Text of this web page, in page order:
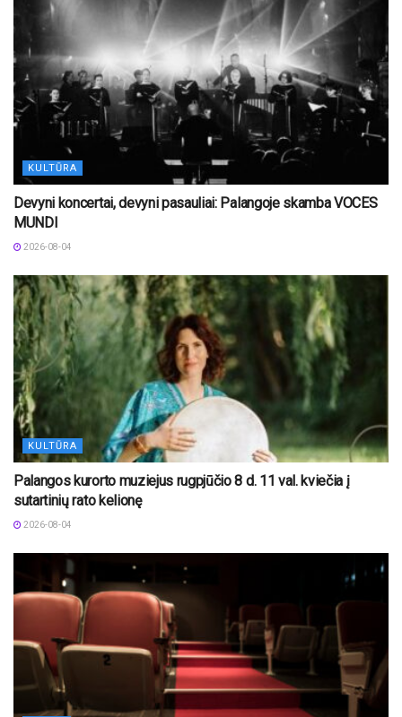
KULTŪRA
Devyni koncertai, devyni pasauliai: Palangoje skamba VOCES
MUNDI
2026-08-04
KULTŪRA
Palangos kurorto muziejus rugpjūčio 8 d. 11 val. kviečia į
sutartinių rato kelionę
2026-08-04